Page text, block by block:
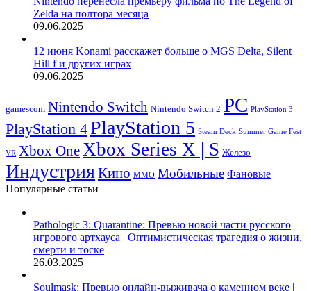
Zelda на полтора месяца
09.06.2025
12 июня Konami расскажет больше о MGS Delta, Silent
Hill f и других играх
09.06.2025
gamescom Nintendo Switch Nintendo Switch 2 PC PlayStation 3
PlayStation 4PlayStation 5 Steam Deck Summer Game Fest
VR Xbox OneXbox Series X | S Железо
ИндустрияКино ММО Мобильные Фановые
Популярные статьи
Pathologic 3: Quarantine: Превью новой части русского
игрового артхауса | Оптимистическая трагедия о жизни,
смерти и тоске
26.03.2025
Soulmask: Превью онлайн-выживача о каменном веке |